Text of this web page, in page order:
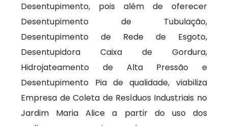
Desentupimento, pois além de oferecer
Desentupimento de Tubulação,
Desentupimento de Rede de Esgoto,
Desentupidora Caixa de Gordura,
Hidrojateamento de Alta Pressão e
Desentupimento Pia de qualidade, viabiliza
Empresa de Coleta de Resíduos Industriais no
Jardim Maria Alice a partir do uso dos